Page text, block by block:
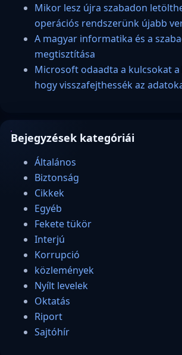
Mikor lesz újra szabadon
operációs rendszerünk újabb
A magyar informatika és a
megtisztítása
Microsoft odaadta a kulcsokat
hogy visszafejthessék az
Bejegyzések kategóriái
Általános
Biztonság
Cikkek
Egyéb
Fekete tükör
Interjú
Korrupció
közlemények
Nyílt levelek
Oktatás
Riport
Sajtóhír